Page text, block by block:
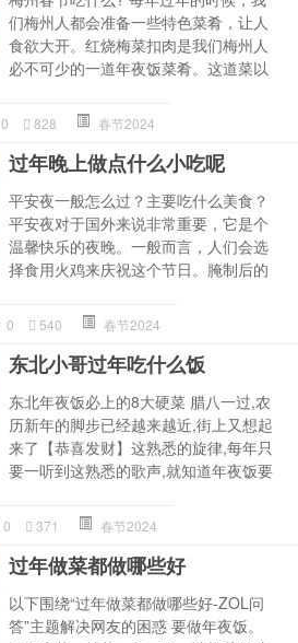
们梅州人都会准备一些特色菜肴，让人
食欲大开。红烧梅菜扣肉是我们梅州人
必不可少的一道年夜饭菜肴。这道菜以
0 828 春节2024
过年晚上做点什么小吃呢
平安夜一般怎么过？主要吃什么美食？
平安夜对于国外来说非常重要，它是个
温馨快乐的夜晚。一般而言，人们会选
择食用火鸡来庆祝这个节日。腌制后的
0 540 春节2024
东北小哥过年吃什么饭
东北年夜饭必上的8大硬菜 腊八一过,农
历新年的脚步已经越来越近,街上又想起
来了【恭喜发财】这熟悉的旋律,每年只
要一听到这熟悉的歌声,就知道年夜饭要
0 371 春节2024
过年做菜都做哪些好
以下围绕“过年做菜都做哪些好-ZOL问
答”主题解决网友的困惑 要做年夜饭。